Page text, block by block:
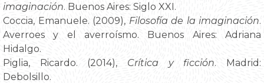
imaginación. Buenos Aires: Siglo XXI.
Coccia, Emanuele. (2009), Filosofía de la imaginación.
Averroes y el averroísmo. Buenos Aires: Adriana
Hidalgo.
Piglia, Ricardo. (2014), Crítica y ficción. Madrid:
Debolsillo.